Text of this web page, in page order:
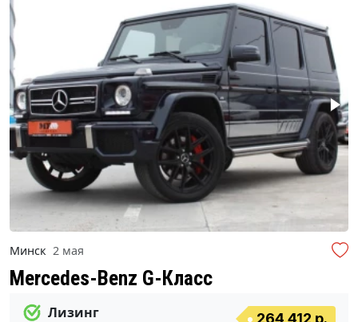
Минск 2 мая
Mercedes-Benz G-Класс
Лизинг
264 412 р.